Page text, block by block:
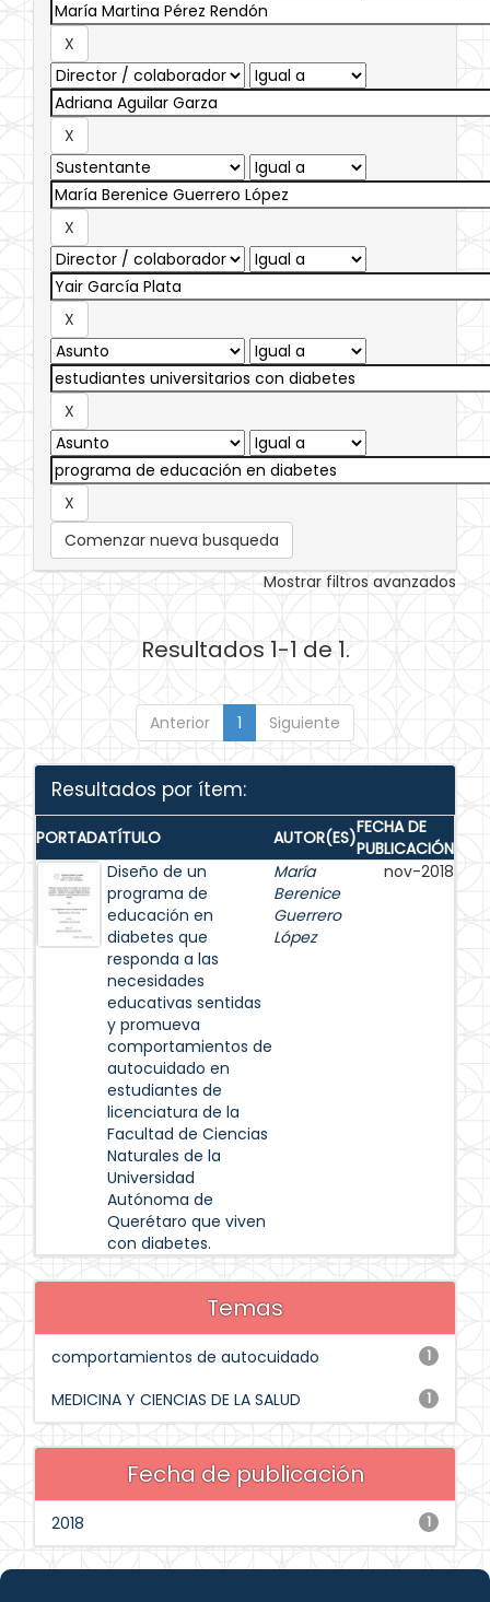
Comenzar nueva busqueda
Mostrar filtros avanzados
Resultados 1-1 de 1.
Anterior 1 Siguiente
Resultados por ítem:
PORTADATÍTULO AUTOR(ES)FECHA DE
PUBLICACIÓN
Diseño de un
programa de
educación en
diabetes que
responda a las
necesidades
educativas sentidas
y promueva
comportamientos de
autocuidado en
estudiantes de
licenciatura de la
Facultad de Ciencias
Naturales de la
Universidad
Autónoma de
Querétaro que viven
con diabetes.
María
Berenice
Guerrero
López
nov-2018
Temas
1
comportamientos de autocuidado
1
MEDICINA Y CIENCIAS DE LA SALUD
Fecha de publicación
1
2018